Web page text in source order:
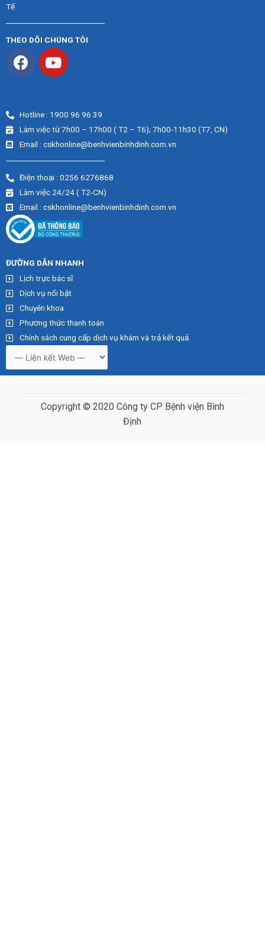
Tế
THEO DÕI CHÚNG TÔI
Hotline : 1900 96 96 39
Làm việc từ 7h00 – 17h00 ( T2 – T6); 7h00-11h30 (T7, CN)
Email : cskhonline@benhvienbinhdinh.com.vn
Điện thoại : 0256 6276868
Làm việc 24/24 ( T2-CN)
Email : cskhonline@benhvienbinhdinh.com.vn
ĐƯỜNG DẪN NHANH
Lịch trực bác sĩ
Dịch vụ nổi bật
Chuyên khoa
Phương thức thanh toán
Chính sách cung cấp dịch vụ khám và trả kết quả
Copyright © 2020 Công ty CP Bệnh viện Bình
Định